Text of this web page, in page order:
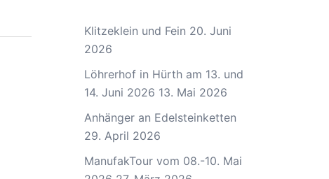
Klitzeklein und Fein 20. Juni
2026
Löhrerhof in Hürth am 13. und
14. Juni 2026 13. Mai 2026
Anhänger an Edelsteinketten
29. April 2026
ManufakTour vom 08.-10. Mai